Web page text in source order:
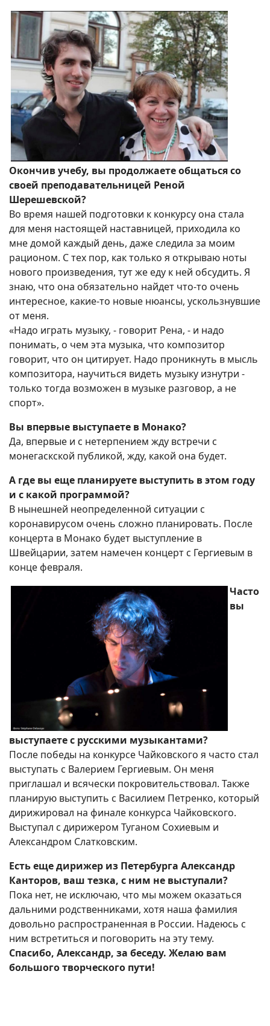
Окончив учебу, вы продолжаете общаться со
своей преподавательницей Реной
Шерешевской?
Во время нашей подготовки к конкурсу она стала
для меня настоящей наставницей, приходила ко
мне домой каждый день, даже следила за моим
рационом. С тех пор, как только я открываю ноты
нового произведения, тут же еду к ней обсудить. Я
знаю, что она обязательно найдет что-то очень
интересное, какие-то новые нюансы, ускользнувшие
от меня.
«Надо играть музыку, - говорит Рена, - и надо
понимать, о чем эта музыка, что композитор
говорит, что он цитирует. Надо проникнуть в мысль
композитора, научиться видеть музыку изнутри -
только тогда возможен в музыке разговор, а не
спорт».
Вы впервые выступаете в Монако?
Да, впервые и с нетерпением жду встречи с
монегаскской публикой, жду, какой она будет.
А где вы еще планируете выступить в этом году
и с какой программой?
В нынешней неопределенной ситуации с
коронавирусом очень сложно планировать. После
концерта в Монако будет выступление в
Швейцарии, затем намечен концерт с Гергиевым в
конце февраля.
Часто
вы
выступаете с русскими музыкантами?
После победы на конкурсе Чайковского я часто стал
выступать с Валерием Гергиевым. Он меня
приглашал и всячески покровительствовал. Также
планирую выступить с Василием Петренко, который
дирижировал на финале конкурса Чайковского.
Выступал с дирижером Туганом Сохиевым и
Александром Слатковским.
Есть еще дирижер из Петербурга Александр
Канторов, ваш тезка, с ним не выступали?
Пока нет, не исключаю, что мы можем оказаться
дальними родственниками, хотя наша фамилия
довольно распространенная в России. Надеюсь с
ним встретиться и поговорить на эту тему.
Спасибо, Александр, за беседу. Желаю вам
большого творческого пути!